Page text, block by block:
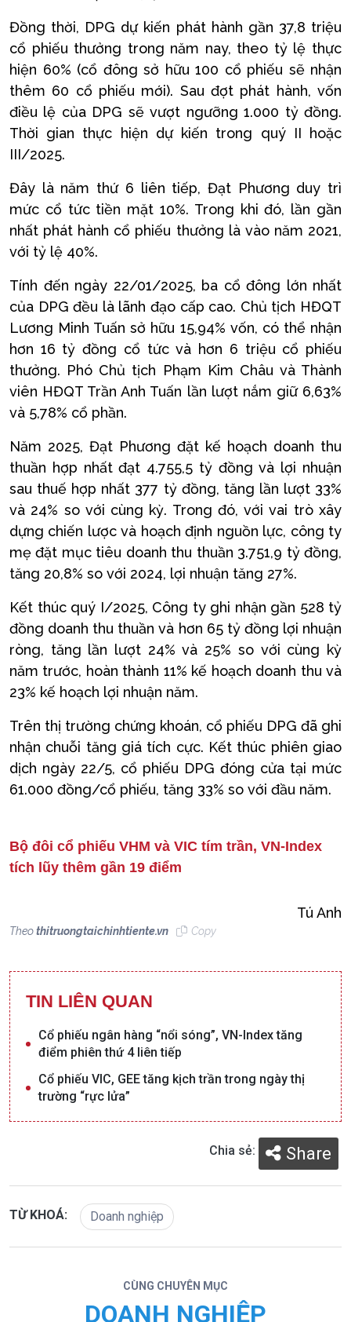
Đồng thời, DPG dự kiến phát hành gần 37,8 triệu
cổ phiếu thưởng trong năm nay, theo tỷ lệ thực
hiện 60% (cổ đông sở hữu 100 cổ phiếu sẽ nhận
thêm 60 cổ phiếu mới). Sau đợt phát hành, vốn
điều lệ của DPG sẽ vượt ngưỡng 1.000 tỷ đồng.
Thời gian thực hiện dự kiến trong quý II hoặc
III/2025.
Đây là năm thứ 6 liên tiếp, Đạt Phương duy trì
mức cổ tức tiền mặt 10%. Trong khi đó, lần gần
nhất phát hành cổ phiếu thưởng là vào năm 2021,
với tỷ lệ 40%.
Tính đến ngày 22/01/2025, ba cổ đông lớn nhất
của DPG đều là lãnh đạo cấp cao. Chủ tịch HĐQT
Lương Minh Tuấn sở hữu 15,94% vốn, có thể nhận
hơn 16 tỷ đồng cổ tức và hơn 6 triệu cổ phiếu
thưởng. Phó Chủ tịch Phạm Kim Châu và Thành
viên HĐQT Trần Anh Tuấn lần lượt nắm giữ 6,63%
và 5,78% cổ phần.
Năm 2025, Đạt Phương đặt kế hoạch doanh thu
thuần hợp nhất đạt 4.755,5 tỷ đồng và lợi nhuận
sau thuế hợp nhất 377 tỷ đồng, tăng lần lượt 33%
và 24% so với cùng kỳ. Trong đó, với vai trò xây
dựng chiến lược và hoạch định nguồn lực, công ty
mẹ đặt mục tiêu doanh thu thuần 3.751,9 tỷ đồng,
tăng 20,8% so với 2024, lợi nhuận tăng 27%.
Kết thúc quý I/2025, Công ty ghi nhận gần 528 tỷ
đồng doanh thu thuần và hơn 65 tỷ đồng lợi nhuận
ròng, tăng lần lượt 24% và 25% so với cùng kỳ
năm trước, hoàn thành 11% kế hoạch doanh thu và
23% kế hoạch lợi nhuận năm.
Trên thị trường chứng khoán, cổ phiếu DPG đã ghi
nhận chuỗi tăng giá tích cực. Kết thúc phiên giao
dịch ngày 22/5, cổ phiếu DPG đóng cửa tại mức
61.000 đồng/cổ phiếu, tăng 33% so với đầu năm.
Bộ đôi cổ phiếu VHM và VIC tím trần, VN-Index
tích lũy thêm gần 19 điểm
Tú Anh
Theothitruongtaichinhtiente.vn Copy
TIN LIÊN QUAN
Cổ phiếu ngân hàng “nổi sóng”, VN-Index tăng
điểm phiên thứ 4 liên tiếp
Cổ phiếu VIC, GEE tăng kịch trần trong ngày thị
trường “rực lửa”
Chia sẻ: Share
TỪ KHOÁ: Doanh nghiệp
CÙNG CHUYÊN MỤC
DOANH NGHIỆP